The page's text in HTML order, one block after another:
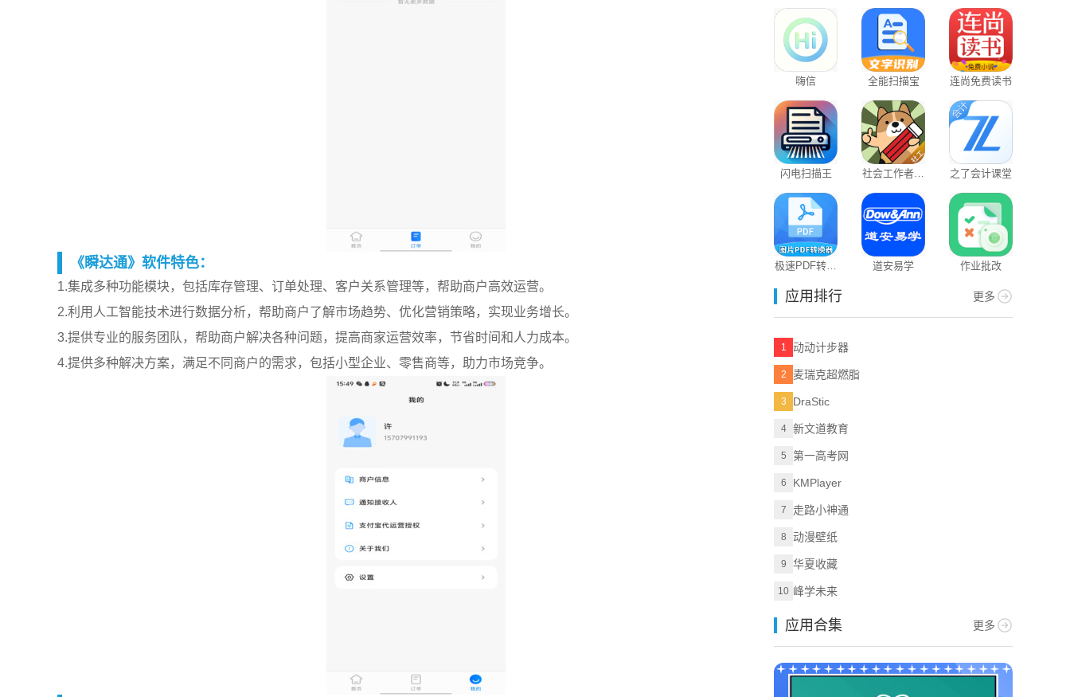
《瞬达通》软件特色：
1.集成多种功能模块，包括库存管理、订单处理、客户关系管理等，帮助商户高效运营。
2.利用人工智能技术进行数据分析，帮助商户了解市场趋势、优化营销策略，实现业务增长。
3.提供专业的服务团队，帮助商户解决各种问题，提高商家运营效率，节省时间和人力成本。
4.提供多种解决方案，满足不同商户的需求，包括小型企业、零售商等，助力市场竞争。
客户端
嗨信 全能扫描宝 连尚免费读书
闪电扫描王
社会工作者练
题狗
之了会计课堂
极速PDF转换
道安易学 作业批改
应用排行 更多
1 动动计步器
2 麦瑞克超燃脂
3 DraStic
4 新文道教育
5 第一高考网
6 KMPlayer
7 走路小神通
8 动漫壁纸
9 华夏收藏
10 峰学未来
应用合集 更多